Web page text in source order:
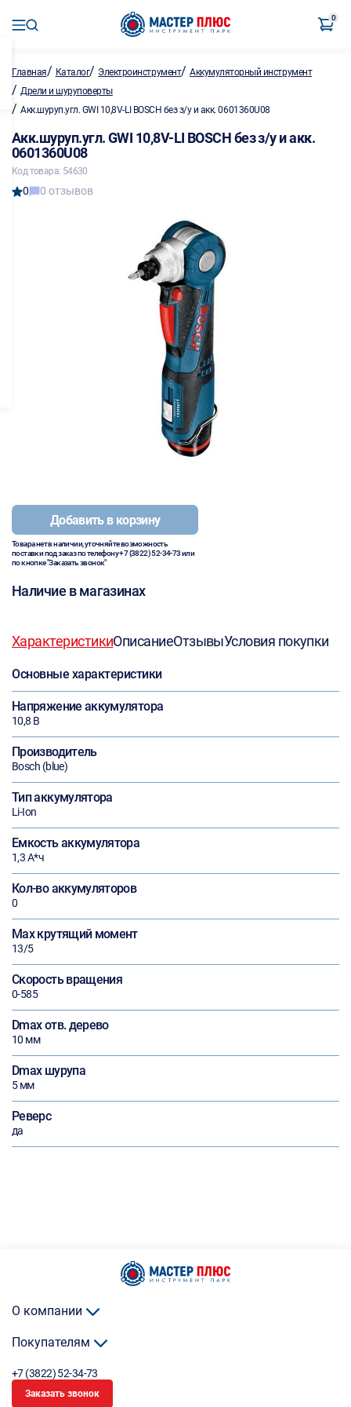
0
Главная/ Каталог/ Электроинструмент/Аккумуляторный инструмент
/ Дрели и шуруповерты
/ Акк.шуруп.угл. GWI 10,8V-LI BOSCH без з/у и акк. 0601360U08
Акк.шуруп.угл. GWI 10,8V-LI BOSCH без з/у и акк.
0601360U08
Код товара: 54630
0 0 отзывов
Добавить в корзину
Товара нет в наличии, уточняйте возможность
поставки под заказ по телефону+7 (3822) 52-34-73или
по кнопке "Заказать звонок"
Наличие в магазинах
ХарактеристикиОписаниеОтзывыУсловия покупки
Основные характеристики
Напряжение аккумулятора
10,8 В
Производитель
Bosch (blue)
Тип аккумулятора
Li-Ion
Емкость аккумулятора
1,3 А*ч
Кол-во аккумуляторов
0
Max крутящий момент
13/5
Скорость вращения
0-585
Dmax отв. дерево
10 мм
Dmax шурупа
5 мм
Реверс
да
О компании
Покупателям
+7 (3822) 52-34-73
Заказать звонок